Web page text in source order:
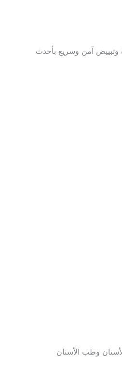
وتبييض آمن وسريع بأحدث
وطب الأسنان